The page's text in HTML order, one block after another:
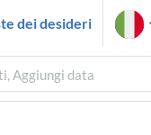
dei desideri
Aggiungi data